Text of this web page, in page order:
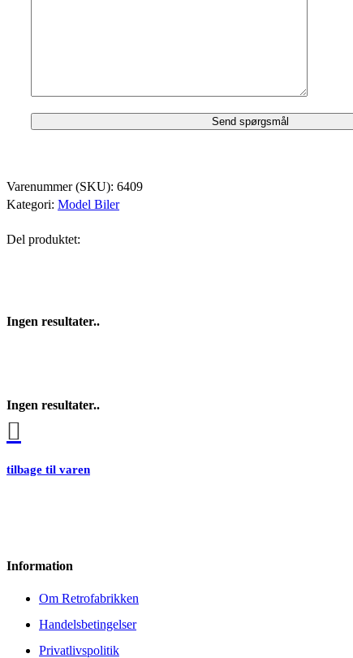
Varenummer (SKU): 6409
Kategori: Model Biler
Del produktet:
Ingen resultater..
Ingen resultater..
tilbage til varen
Information
Om Retrofabrikken
Handelsbetingelser
Privatlivspolitik